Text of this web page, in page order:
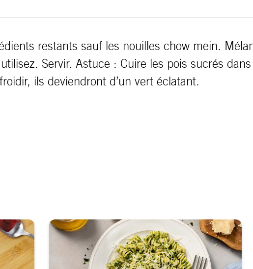
restants sauf les nouilles chow mein.
Servir. Astuce : Cuire les pois sucrés
ils deviendront d’un vert éclatant.